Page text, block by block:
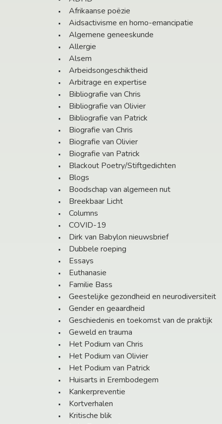
Afrikaanse poëzie
Aidsactivisme en homo-emancipatie
Algemene geneeskunde
Allergie
Alsem
Arbeidsongeschiktheid
Arbitrage en expertise
Bibliografie van Chris
Bibliografie van Olivier
Bibliografie van Patrick
Biografie van Chris
Biografie van Olivier
Biografie van Patrick
Blackout Poetry/Stiftgedichten
Blogs
Boodschap van algemeen nut
Breekbaar Licht
Columns
COVID-19
Dirk van Babylon nieuwsbrief
Dubbele roeping
Essays
Euthanasie
Familie Bass
Geestelijke gezondheid en neurodiversiteit
Gender en geaardheid
Geschiedenis en toekomst van de praktijk
Geweld en trauma
Het Podium van Chris
Het Podium van Olivier
Het Podium van Patrick
Huisarts in Erembodegem
Kankerpreventie
Kortverhalen
Kritische blik